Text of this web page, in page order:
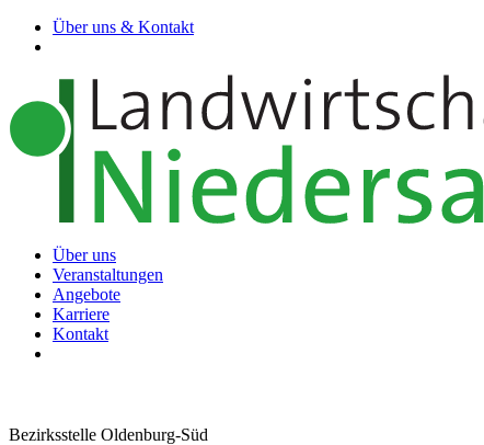
Über uns & Kontakt
Über uns
Veranstaltungen
Angebote
Karriere
Kontakt
Bezirksstelle Oldenburg-Süd